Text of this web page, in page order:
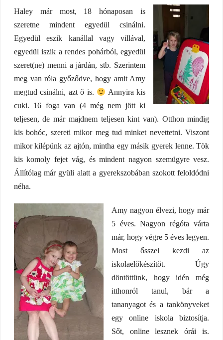
Haley már most, 18 hónaposan is
szeretne mindent egyedül csinálni.
Egyedül eszik kanállal vagy villával,
egyedül iszik a rendes pohárból, egyedül
szeret(ne) menni a járdán, stb. Szerintem
meg van róla győződve, hogy amit Amy
megtud csinálni, azt ő is.
Annyira kis
cuki. 16 foga van (4 még nem jött ki
teljesen, de már majdnem teljesen kint van). Otthon mindig
kis bohóc, szereti mikor meg tud minket nevettetni. Viszont
mikor kilépünk az ajtón, mintha egy másik gyerek lenne. Tök
kis komoly fejet vág, és mindent nagyon szemügyre vesz.
Állítólag már gyüli alatt a gyerekszobában szokott feloldódni
néha.
Amy nagyon élvezi, hogy már
5 éves. Nagyon régóta várta
már, hogy végre 5 éves legyen.
Most ősszel kezdi az
iskolaelőkészítőt. Úgy
döntöttünk, hogy idén még
itthonról tanul, bár a
tananyagot és a tankönyveket
egy online iskola biztosítja.
Sőt, online lesznek órái is.